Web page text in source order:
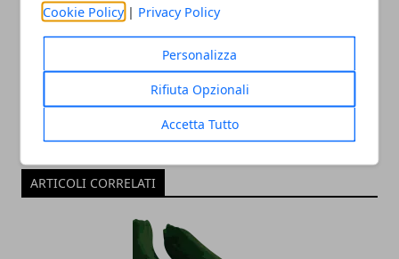
Cookie Policy | Privacy Policy
Personalizza
Rifiuta Opzionali
Accetta Tutto
Redazione
ARTICOLI CORRELATI